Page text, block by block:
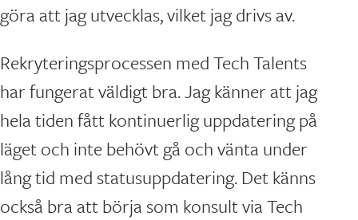
göra att jag utvecklas, vilket jag drivs av.
Rekryteringsprocessen med Tech Talents
har fungerat väldigt bra. Jag känner att jag
hela tiden fått kontinuerlig uppdatering på
läget och inte behövt gå och vänta under
lång tid med statusuppdatering. Det känns
också bra att börja som konsult via Tech